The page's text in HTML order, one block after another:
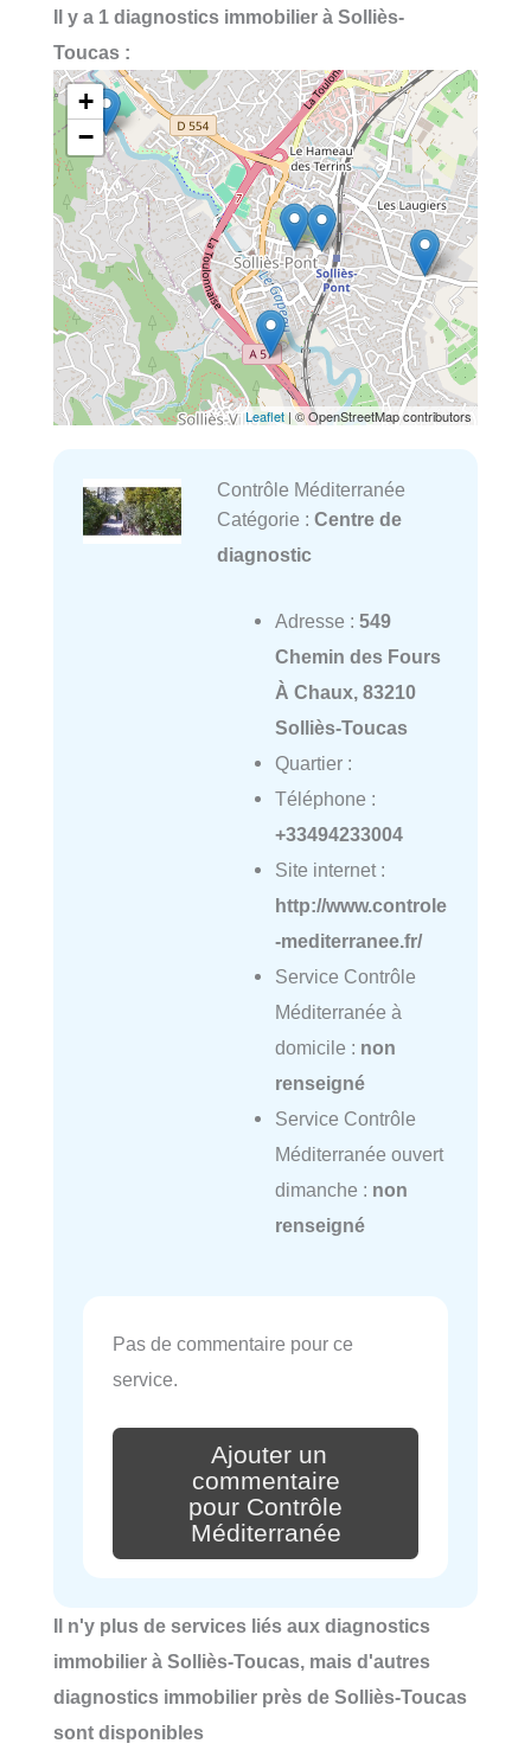
Il y a 1 diagnostics immobilier à Solliès-
Toucas :
+
−
Leaflet| © OpenStreetMap contributors
Contrôle Méditerranée
Catégorie : Centre de
diagnostic
Adresse : 549
Chemin des Fours
À Chaux, 83210
Solliès-Toucas
Quartier :
Téléphone :
+33494233004
Site internet :
http://www.controle
-mediterranee.fr/
Service Contrôle
Méditerranée à
domicile : non
renseigné
Service Contrôle
Méditerranée ouvert
dimanche : non
renseigné
Pas de commentaire pour ce
service.
Ajouter un
commentaire
pour Contrôle
Méditerranée
Il n'y plus de services liés aux diagnostics
immobilier à Solliès-Toucas, mais d'autres
diagnostics immobilier près de Solliès-Toucas
sont disponibles